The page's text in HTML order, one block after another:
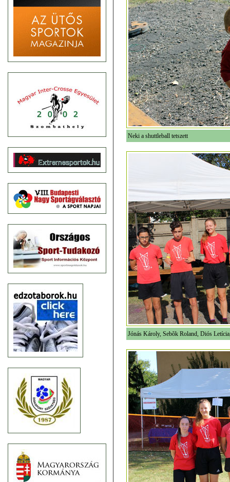
Neki a shuttleball tetszett
Jónás Károly, Sebõk Roland, Diós